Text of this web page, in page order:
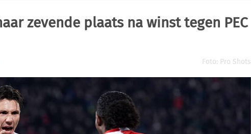
zevende plaats na winst tegen PEC
Foto: Pro Shots